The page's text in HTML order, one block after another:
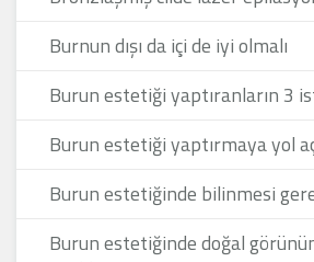
Burnun dışı da içi de iyi olmalı
Burun estetiği yaptıranların 3
Burun estetiği yaptırmaya yol
Burun estetiğinde bilinmesi
Burun estetiğinde doğal